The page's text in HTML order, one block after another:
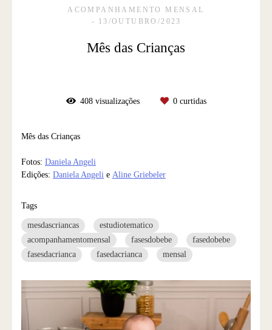
ACOMPANHAMENTO MENSAL
13/OUTUBRO/2023
Mês das Crianças
408visualizações 0curtidas
Mês das Crianças
Fotos: Daniela Angeli
Edições: Daniela Angeli e Aline Griebeler
Tags
mesdascriancas
estudiotematico
acompanhamentomensal
fasesdobebe
fasedobebe
fasesdacrianca
fasedacrianca mensal